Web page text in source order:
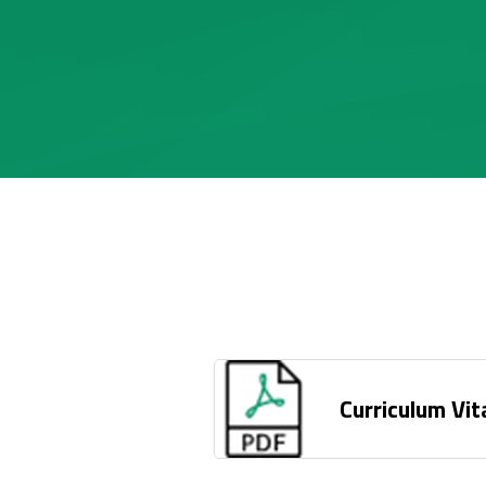
Curriculum